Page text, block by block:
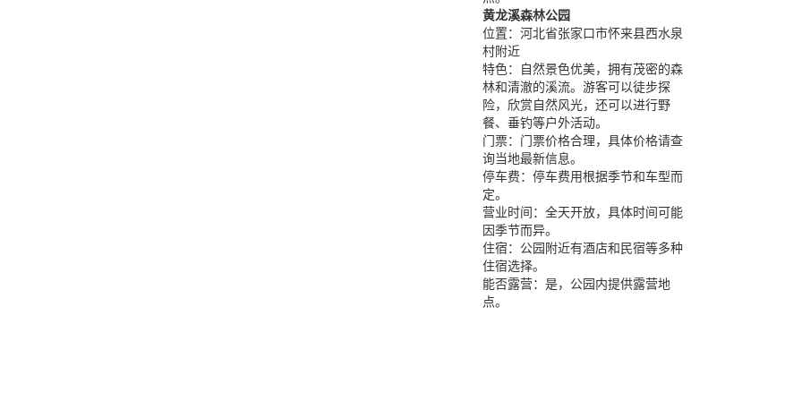
黄龙溪森林公园
位置： 河北省张家口市怀来县西水泉
村附近
特色： 自然景色优美，拥有茂密的森
林和清澈的溪流。游客可以徒步探
险，欣赏自然风光，还可以进行野
餐、垂钓等户外活动。
门票： 门票价格合理，具体价格请查
询当地最新信息。
停车费： 停车费用根据季节和车型而
定。
营业时间： 全天开放，具体时间可能
因季节而异。
住宿： 公园附近有酒店和民宿等多种
住宿选择。
能否露营： 是，公园内提供露营地
点。